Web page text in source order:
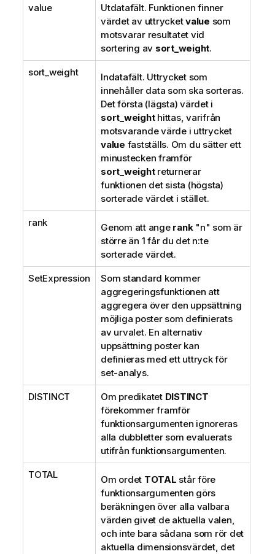
value
Utdatafält. Funktionen finner
värdet av uttrycketvalue som
motsvarar resultatet vid
sortering av sort_weight.
sort_weight
Indatafält. Uttrycket som
innehåller data som ska sorteras.
Det första (lägsta) värdet i
sort_weighthittas, varifrån
motsvarande värde i uttrycket
value fastställs. Om du sätter ett
minustecken framför
sort_weightreturnerar
funktionen det sista (högsta)
sorterade värdet i stället.
rank Genom att ange rank"n" som är
större än 1 får du det n:te
sorterade värdet.
SetExpression
Som standard kommer
aggregeringsfunktionen att
aggregera över den uppsättning
möjliga poster som definierats
av urvalet. En alternativ
uppsättning poster kan
definieras med ett uttryck för
set-analys.
DISTINCT Om predikatet DISTINCT
förekommer framför
funktionsargumenten ignoreras
alla dubbletter som evaluerats
utifrån funktionsargumenten.
TOTAL Om ordet TOTAL står före
funktionsargumenten görs
beräkningen över alla valbara
värden givet de aktuella valen,
och inte bara sådana som rör det
aktuella dimensionsvärdet, det